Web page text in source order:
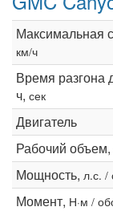
Максимальная
км/ч
Время разгона
ч, сек
Двигатель
Рабочий объем,
Мощность, л.с. /
Момент, Н·м /